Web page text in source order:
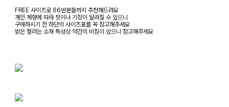
FREE 사이즈로 66반분들까지 추천해드려요
개인 체형에 따라 핏이나 기장이 달라질 수 있으니
구매하시기 전 하단의 사이즈표를 꼭 참고해주세요
밝은 컬러는 소재 특성상 약간의 비침이 있으니 참고해주세요